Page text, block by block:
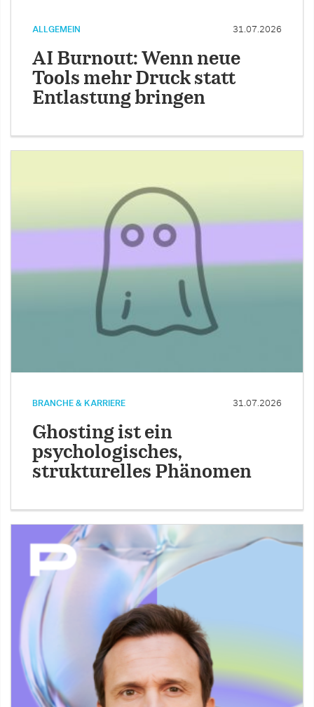
ALLGEMEIN 31.07.2026
AI Burnout: Wenn neue
Tools mehr Druck statt
Entlastung bringen
BRANCHE & KARRIERE 31.07.2026
Ghosting ist ein
psychologisches,
strukturelles Phänomen